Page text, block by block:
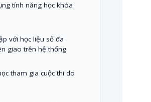
tính năng học khóa
với học liệu số đa
giao trên hệ thống
tham gia cuộc thi do